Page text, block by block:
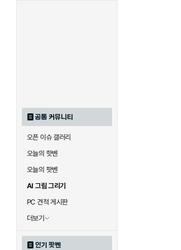
공통 커뮤니티
오픈 이슈 갤러리
오늘의 핫벤
오늘의 팟벤
AI 그림 그리기
PC 견적 게시판
더보기
인기 팟벤